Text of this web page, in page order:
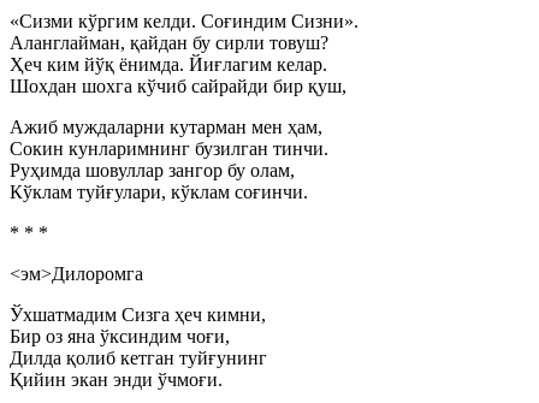
«Сизми кўргим келди. Соғиндим Сизни».
Аланглайман, қайдан бу сирли товуш?
Ҳеч ким йўқ ёнимда. Йиғлагим келар.
Шохдан шохга кўчиб сайрайди бир қуш,
Ажиб муждаларни кутарман мен ҳам,
Сокин кунларимнинг бузилган тинчи.
Руҳимда шовуллар зангор бу олам,
Кўклам туйғулари, кўклам соғинчи.
* * *
<эм>Дилоромга
Ўхшатмадим Сизга ҳеч кимни,
Бир оз яна ўксиндим чоғи,
Дилда қолиб кетган туйғунинг
Қийин экан энди ўчмоғи.